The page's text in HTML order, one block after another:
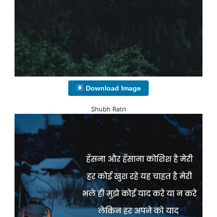
Download Image
Shubh Ratri